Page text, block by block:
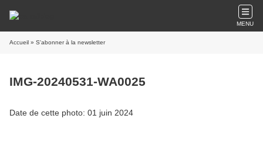
MENU
Accueil » S'abonner à la newsletter
IMG-20240531-WA0025
Date de cette photo: 01 juin 2024